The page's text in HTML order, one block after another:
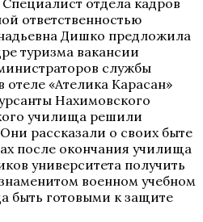
ответственностью
Дишко предложила
туризма вакансии
службы
«Ателика Карасан»
Нахимовского
училища решили
рассказали о своих быте
после окончания училища
университета получить
военном учебном
быть готовыми к защите